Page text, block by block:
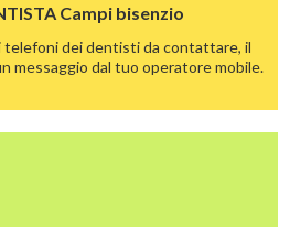
Campi bisenzio
telefoni dei dentisti da contattare, il
messaggio dal tuo operatore mobile.